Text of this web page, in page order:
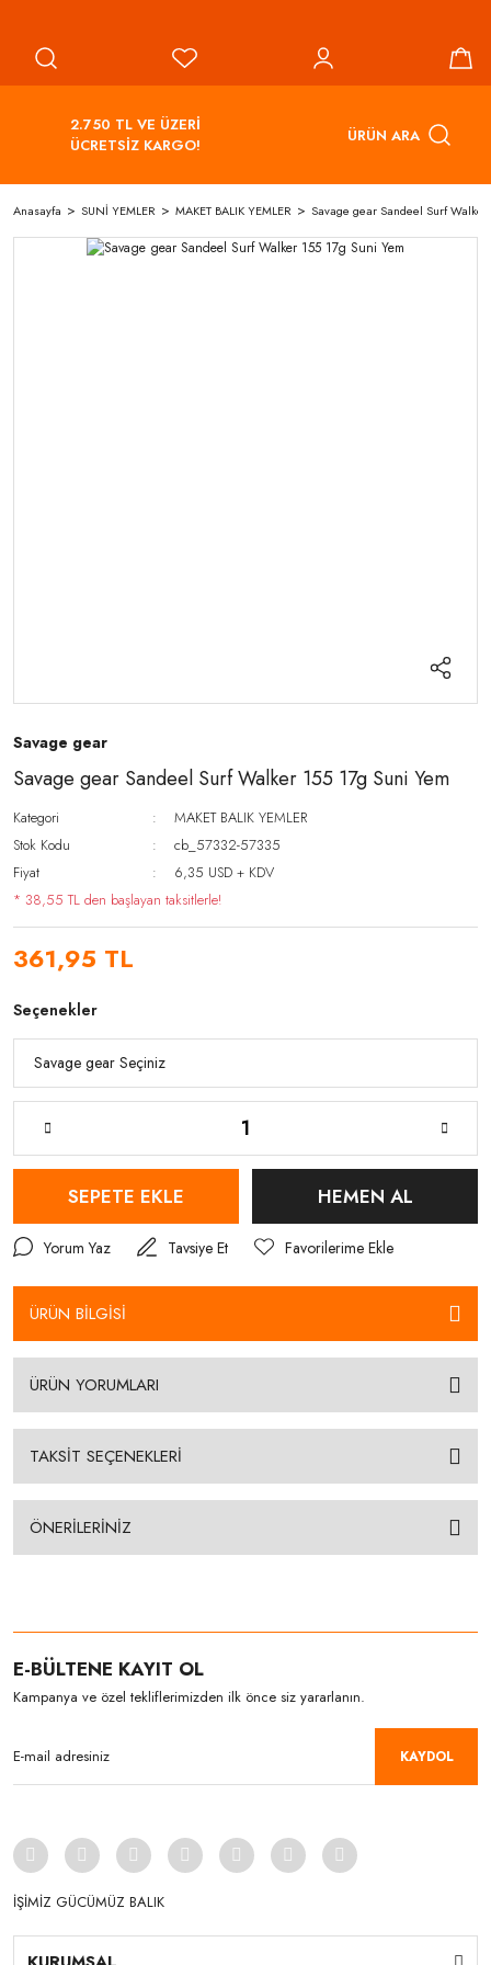
2.750 TL VE ÜZERİ
ÜCRETSİZ KARGO!
ÜRÜN ARA
Anasayfa SUNİ YEMLER MAKET BALIK YEMLER Savage gear Sandeel Surf Walker
Savage gear
Savage gear Sandeel Surf Walker 155 17g Suni Yem
Kategori
MAKET BALIK YEMLER
Stok Kodu
cb_57332-57335
Fiyat
6,35 USD + KDV
* 38,55 TL den başlayan taksitlerle!
361,95 TL
Seçenekler
SEPETE EKLE HEMEN AL
Yorum Yaz Tavsiye Et
ÜRÜN BİLGİSİ
ÜRÜN YORUMLARI
TAKSİT SEÇENEKLERİ
ÖNERİLERİNİZ
E-BÜLTENE KAYIT OL
Kampanya ve özel tekliflerimizden ilk önce siz yararlanın.
KAYDOL
İŞİMİZ GÜCÜMÜZ BALIK